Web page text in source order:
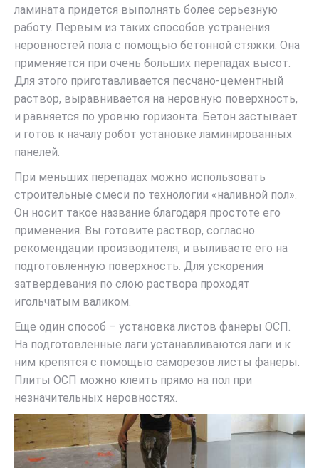
ламината придется выполнять более серьезную
работу. Первым из таких способов устранения
неровностей пола с помощью бетонной стяжки. Она
применяется при очень больших перепадах высот.
Для этого приготавливается песчано-цементный
раствор, выравнивается на неровную поверхность,
и равняется по уровню горизонта. Бетон застывает
и готов к началу робот установке ламинированных
панелей.
При меньших перепадах можно использовать
строительные смеси по технологии «наливной пол».
Он носит такое название благодаря простоте его
применения. Вы готовите раствор, согласно
рекомендации производителя, и выливаете его на
подготовленную поверхность. Для ускорения
затвердевания по слою раствора проходят
игольчатым валиком.
Еще один способ – установка листов фанеры ОСП.
На подготовленные лаги устанавливаются лаги и к
ним крепятся с помощью саморезов листы фанеры.
Плиты ОСП можно клеить прямо на пол при
незначительных неровностях.